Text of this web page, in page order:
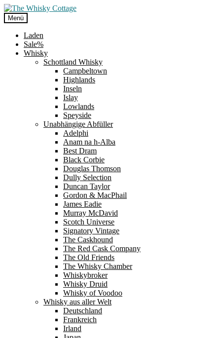
Zur
Navigation
springen
Zum
Inhalt
springen
Menü
Laden
Sale%
Whisky
Schottland Whisky
Campbeltown
Highlands
Inseln
Islay
Lowlands
Speyside
Unabhängige Abfüller
Adelphi
Anam na h-Alba
Best Dram
Black Corbie
Douglas Thomson
Dully Selection
Duncan Taylor
Gordon & MacPhail
James Eadie
Murray McDavid
Scotch Universe
Signatory Vintage
The Caskhound
The Red Cask Company
The Old Friends
The Whisky Chamber
Whiskybroker
Whisky Druid
Whisky of Voodoo
Whisky aus aller Welt
Deutschland
Frankreich
Irland